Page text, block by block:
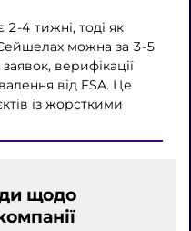
4 тижні, тоді як
можна за 3-5
верифікації
від FSA. Це
із жорсткими
щодо